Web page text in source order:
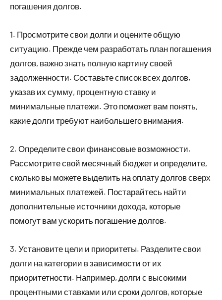
погашения долгов.
1. Просмотрите свои долги и оцените общую
ситуацию. Прежде чем разработать план погашения
долгов, важно знать полную картину своей
задолженности. Составьте список всех долгов,
указав их сумму, процентную ставку и
минимальные платежи. Это поможет вам понять,
какие долги требуют наибольшего внимания.
2. Определите свои финансовые возможности.
Рассмотрите свой месячный бюджет и определите,
сколько вы можете выделить на оплату долгов сверх
минимальных платежей. Постарайтесь найти
дополнительные источники дохода, которые
помогут вам ускорить погашение долгов.
3. Установите цели и приоритеты. Разделите свои
долги на категории в зависимости от их
приоритетности. Например, долги с высокими
процентными ставками или сроки долгов, которые